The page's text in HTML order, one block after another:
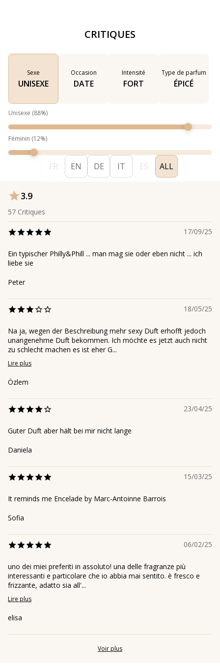
CRITIQUES
Sexe
UNISEXE
Occasion
DATE
Intensité
FORT
Type de parfum
ÉPICÉ
Unisexe (88%)
Féminin (12%)
FR EN DE IT ES ALL
3.9
57 Critiques
17/09/25
Ein typischer Philly&Phill ... man mag sie oder eben nicht ... ich
liebe sie
Peter
18/05/25
Na ja, wegen der Beschreibung mehr sexy Duft erhofft jedoch
unangenehme Duft bekommen. Ich möchte es jetzt auch nicht
zu schlecht machen es ist eher G...
Lire plus
Özlem
23/04/25
Guter Duft aber hält bei mir nicht lange
Daniela
15/03/25
It reminds me Encelade by Marc-Antoinne Barrois
Sofia
06/02/25
uno dei miei preferiti in assoluto! una delle fragranze più
interessanti e particolare che io abbia mai sentito. è fresco e
frizzante, adatto sia all'...
Lire plus
elisa
Voir plus